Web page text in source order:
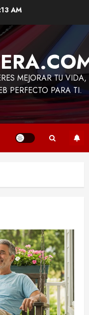
AM
MEJORAR TU VIDA,
PERFECTO PARA TI.